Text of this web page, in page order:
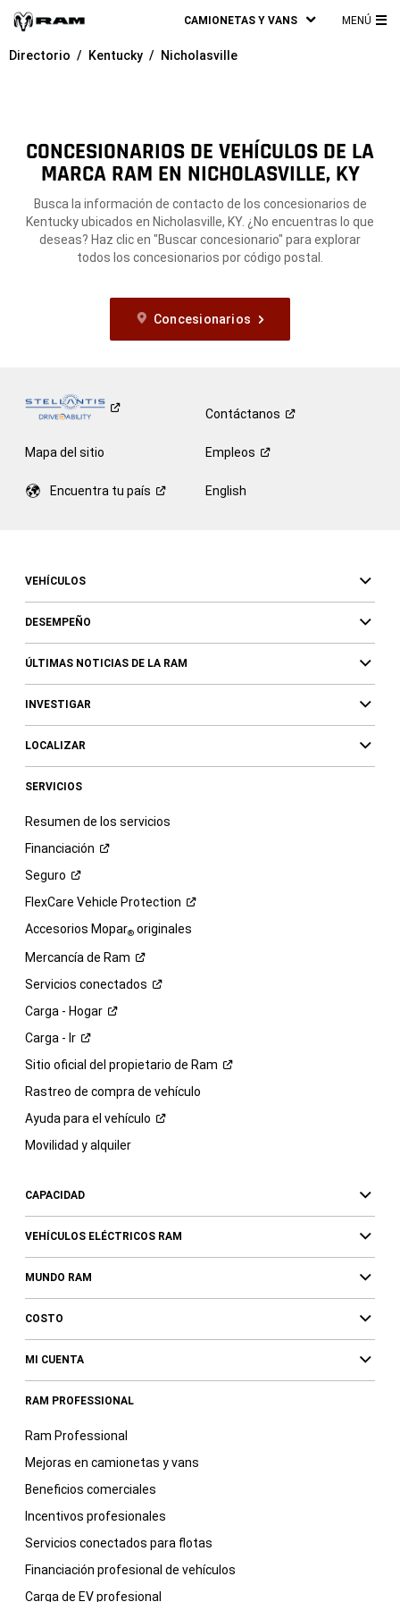
CAMIONETAS Y VANS MENÚ
Directorio Kentucky Nicholasville
CONCESIONARIOS DE VEHÍCULOS DE LA
MARCA RAM EN NICHOLASVILLE, KY
Busca la información de contacto de los concesionarios de
Kentucky ubicados en Nicholasville, KY. ¿No encuentras lo que
deseas? Haz clic en "Buscar concesionario" para explorar
todos los concesionarios por código postal.
Concesionarios
Contáctanos
Mapa del sitio Empleos
Encuentra tu país English
VEHÍCULOS
DESEMPEÑO
ÚLTIMAS NOTICIAS DE LA RAM
INVESTIGAR
LOCALIZAR
SERVICIOS
Resumen de los servicios
Financiación
Seguro
FlexCare Vehicle Protection
Accesorios Mopar®originales
Mercancía de Ram
Servicios conectados
Carga - Hogar
Carga - Ir
Sitio oficial del propietario de Ram
Rastreo de compra de vehículo
Ayuda para el vehículo
Movilidad y alquiler
CAPACIDAD
VEHÍCULOS ELÉCTRICOS RAM
MUNDO RAM
COSTO
MI CUENTA
RAM PROFESSIONAL
Ram Professional
Mejoras en camionetas y vans
Beneficios comerciales
Incentivos profesionales
Servicios conectados para flotas
Financiación profesional de vehículos
Carga de EV profesional